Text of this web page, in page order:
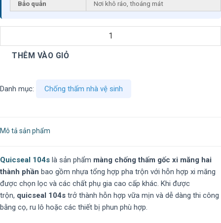
Bảo quản
Nơi khô ráo, thoáng mát
THÊM VÀO GIỎ
Danh mục: Chống thấm nhà vệ sinh
Mô tả sản phẩm
Quicseal 104s là sản phẩm màng chống thấm gốc xi măng hai
thành phần bao gồm nhựa tổng hợp pha trộn với hỗn hợp xi măng
được chọn lọc và các chất phụ gia cao cấp khác. Khi được
trộn, quicseal 104s trở thành hỗn hợp vữa mịn và dễ dàng thi công
bằng cọ, ru lô hoặc các thiết bị phun phù hợp.